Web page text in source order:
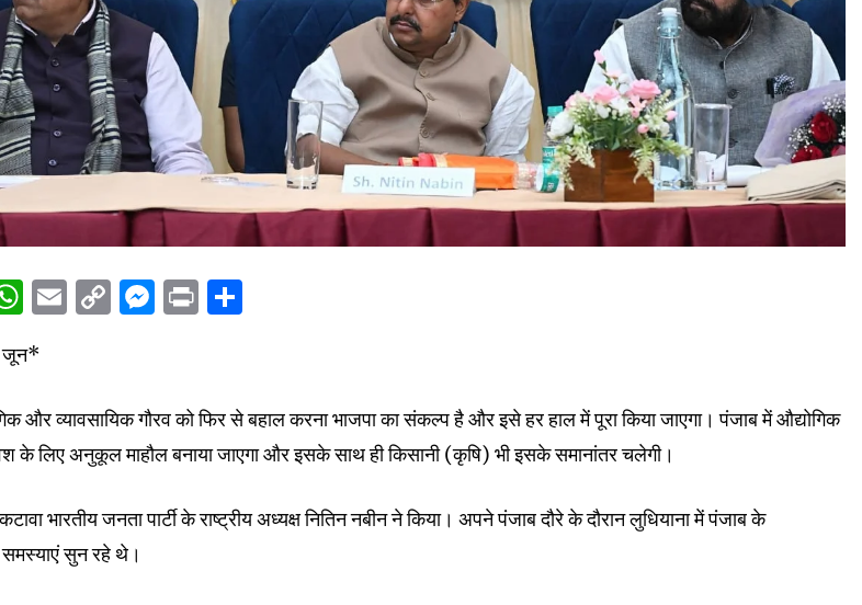
WhatsApp
Email
CopyMessenger
Print
जून*
और व्यावसायिक गौरव को फिर से बहाल करना भाजपा का संकल्प है और इसे हर हाल में पूरा किया जाएगा। पंजाब में औद्योगिक
के लिए अनुकूल माहौल बनाया जाएगा और इसके साथ ही किसानी (कृषि) भी इसके समानांतर चलेगी।
भारतीय जनता पार्टी के राष्ट्रीय अध्यक्ष नितिन नबीन ने किया। अपने पंजाब दौरे के दौरान लुधियाना में पंजाब के
समस्याएं सुन रहे थे।